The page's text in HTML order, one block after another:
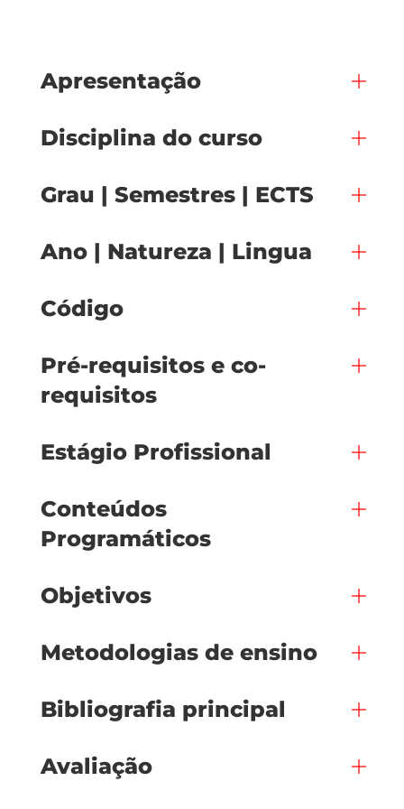
Apresentação
Disciplina do curso
Grau | Semestres | ECTS
Ano | Natureza | Lingua
Código
Pré-requisitos e co-
requisitos
Estágio Profissional
Conteúdos
Programáticos
Objetivos
Metodologias de ensino
Bibliografia principal
Avaliação